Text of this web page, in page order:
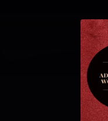
Ebook